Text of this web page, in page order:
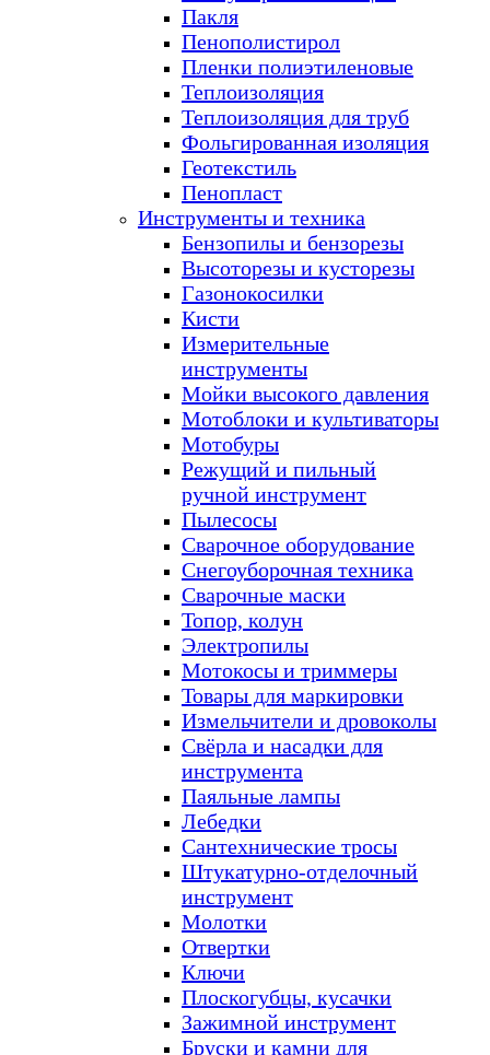
Пакля
Пенополистирол
Пленки полиэтиленовые
Теплоизоляция
Теплоизоляция для труб
Фольгированная изоляция
Геотекстиль
Пенопласт
Инструменты и техника
Бензопилы и бензорезы
Высоторезы и кусторезы
Газонокосилки
Кисти
Измерительные
инструменты
Мойки высокого давления
Мотоблоки и культиваторы
Мотобуры
Режущий и пильный
ручной инструмент
Пылесосы
Сварочное оборудование
Снегоуборочная техника
Сварочные маски
Топор, колун
Электропилы
Мотокосы и триммеры
Товары для маркировки
Измельчители и дровоколы
Свёрла и насадки для
инструмента
Паяльные лампы
Лебедки
Сантехнические тросы
Штукатурно-отделочный
инструмент
Молотки
Отвертки
Ключи
Плоскогубцы, кусачки
Зажимной инструмент
Бруски и камни для